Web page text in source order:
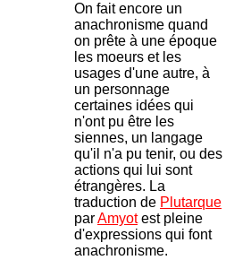
On fait encore un
anachronisme quand
on prête à une époque
les moeurs et les
usages d'une autre, à
un personnage
certaines idées qui
n'ont pu être les
siennes, un langage
qu'il n'a pu tenir, ou des
actions qui lui sont
étrangères. La
traduction de Plutarque
parAmyotest pleine
d'expressions qui font
anachronisme.